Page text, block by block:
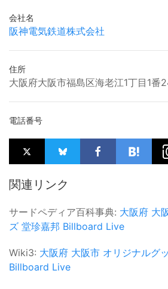
会社名
阪神電気鉄道株式会社
住所
大阪府大阪市福島区海老江1丁目1番
電話番号
関連リンク
サードペディア百科事典: 大阪府 大
ズ 堂珍嘉邦 Billboard Live
Wiki3: 大阪府 大阪市 オリジナルグ
Billboard Live